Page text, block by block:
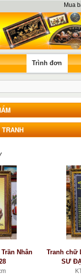
Mua
Trình đơn
Nhân
Tranh chữ
SƯ